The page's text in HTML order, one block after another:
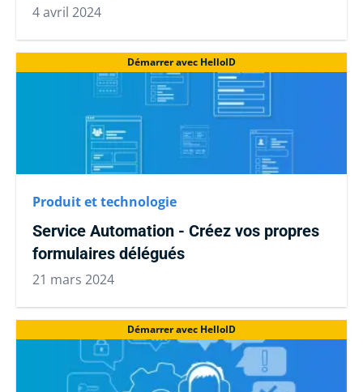
4 avril 2024
Démarrer avec HelloID
Produit et technologie
Service Automation - Créez vos propres
formulaires délégués
21 mars 2024
Démarrer avec HelloID